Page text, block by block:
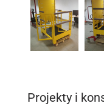
Projekty i